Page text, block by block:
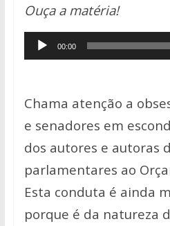
at
s
A
p
e
b
o
k
itt
er y
Li
k
Ouça a matéria!
Tocador
de
00:00
Chama atenção a
e senadores em
dos autores e autoras
parlamentares ao
Esta conduta é ainda
porque é da natureza